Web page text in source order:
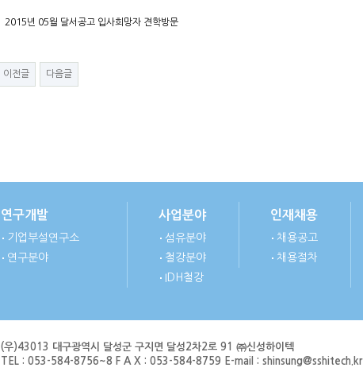
2015년 05월 달서공고 입사희망자 견학방문
이전글 다음글
연구개발
기업부설연구소
연구분야
사업분야
섬유분야
철강분야
IDH철강
인재채용
채용공고
채용절차
(우)43013 대구광역시 달성군 구지면 달성2차2로 91 ㈜신성하이텍
TEL : 053-584-8756~8 F A X : 053-584-8759 E-mail : shinsung@sshitech.kr